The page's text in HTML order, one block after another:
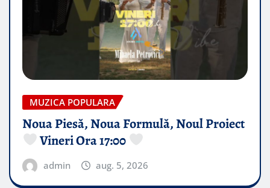
MUZICA POPULARA
Noua Piesă, Noua Formulă, Noul Proiect
Vineri Ora 17:00
admin aug. 5, 2026